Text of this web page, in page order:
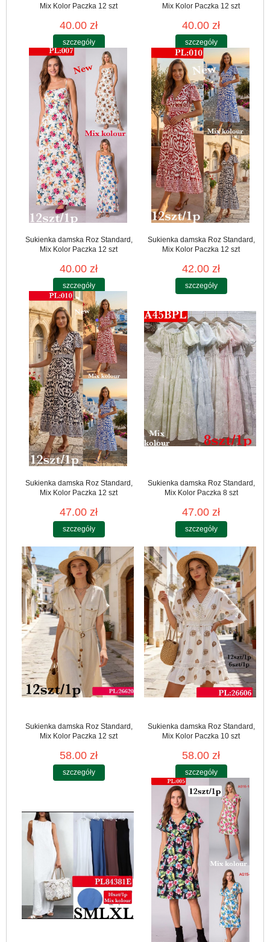
Mix Kolor Paczka 12 szt
40.00 zł
szczegóły
Mix Kolor Paczka 12 szt
40.00 zł
szczegóły
Sukienka damska Roz Standard,
Mix Kolor Paczka 12 szt
40.00 zł
szczegóły
Sukienka damska Roz Standard,
Mix Kolor Paczka 12 szt
42.00 zł
szczegóły
Sukienka damska Roz Standard,
Mix Kolor Paczka 12 szt
47.00 zł
szczegóły
Sukienka damska Roz Standard,
Mix Kolor Paczka 8 szt
47.00 zł
szczegóły
Sukienka damska Roz Standard,
Mix Kolor Paczka 12 szt
58.00 zł
szczegóły
Sukienka damska Roz Standard,
Mix Kolor Paczka 10 szt
58.00 zł
szczegóły